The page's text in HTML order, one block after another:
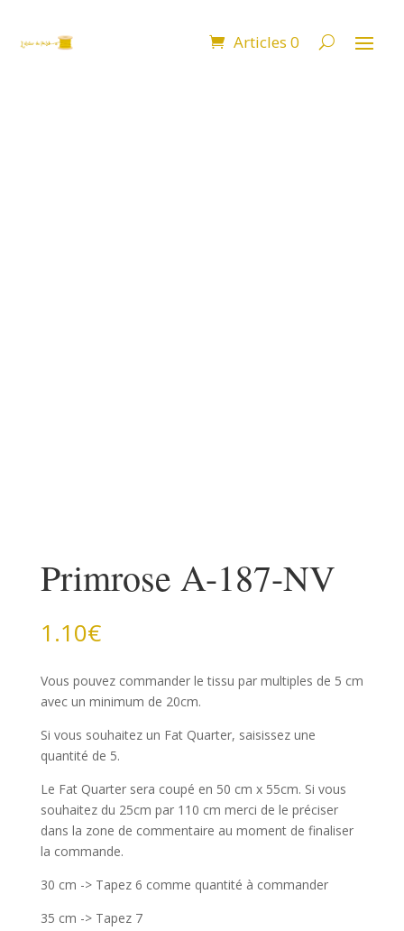
Articles 0
Primrose A-187-NV
1.10€
Vous pouvez commander le tissu par multiples de 5 cm
avec un minimum de 20cm.
Si vous souhaitez un Fat Quarter, saisissez une
quantité de 5.
Le Fat Quarter sera coupé en 50 cm x 55cm. Si vous
souhaitez du 25cm par 110 cm merci de le préciser
dans la zone de commentaire au moment de finaliser
la commande.
30 cm -> Tapez 6 comme quantité à commander
35 cm -> Tapez 7